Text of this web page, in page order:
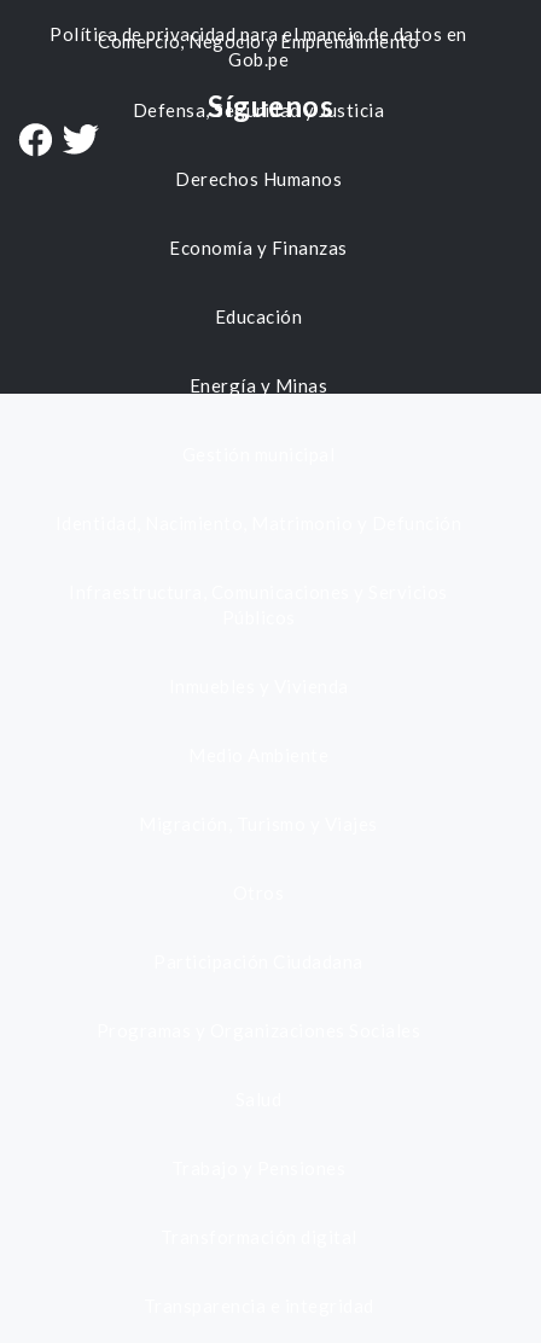
Comercio, Negocio y Emprendimiento
Defensa, Seguridad y Justicia
Derechos Humanos
Economía y Finanzas
Educación
Energía y Minas
Política de privacidad para el manejo de datos en
Gob.pe
Síguenos